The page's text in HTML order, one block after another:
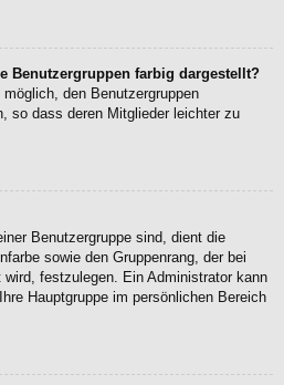
Benutzergruppen farbig dargestellt?
den Benutzergruppen
so dass deren Mitglieder leichter zu
Benutzergruppe sind, dient die
sowie den Gruppenrang, der bei
festzulegen. Ein Administrator kann
Hauptgruppe im persönlichen Bereich